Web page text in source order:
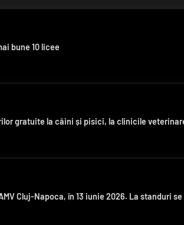
bune 10 licee
gratuite la câini și pisici, la clinicile
Cluj-Napoca, în 13 iunie 2026. La